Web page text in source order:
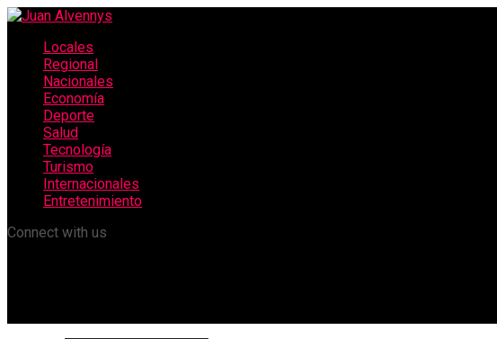
Locales
Regional
Nacionales
Economía
Deporte
Salud
Tecnología
Turismo
Internacionales
Entretenimiento
Connect with us